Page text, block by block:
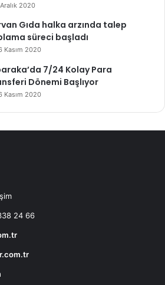
2020
Gıda halka arzında talep
süreci başladı
Kasım 2020
7/24 Kolay Para
Dönemi Başlıyor
Kasım 2020
24 66